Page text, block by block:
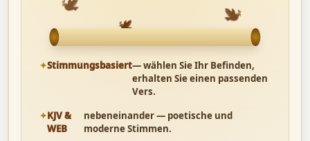
🕊
🕊
Stimmungsbasiert— wählen Sie Ihr Befinden,
erhalten Sie einen passenden
Vers.
KJV &
WEB
nebeneinander — poetische und
moderne Stimmen.